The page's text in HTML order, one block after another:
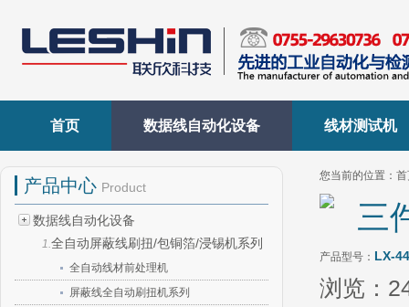
首页 数据线自动化设备 线材测试机
产品中心 Product
数据线自动化设备
1.全自动屏蔽线刷扭/包铜箔/浸锡机系列
全自动线材前处理机
屏蔽线全自动刷扭机系列
您当前的位置：
三
产品型号： LX-
浏览：